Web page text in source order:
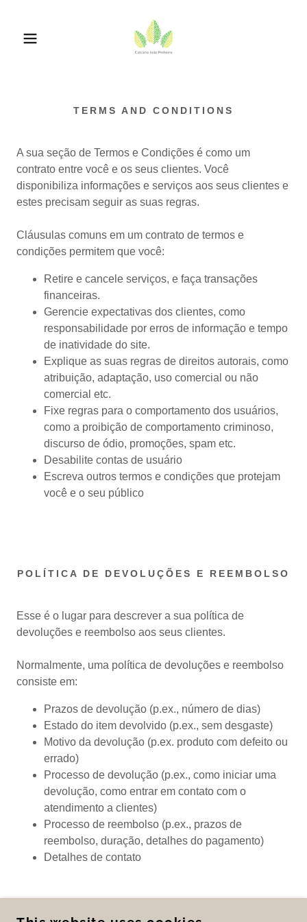
TERMS AND CONDITIONS
A sua seção de Termos e Condições é como um
contrato entre você e os seus clientes. Você
disponibiliza informações e serviços aos seus clientes e
estes precisam seguir as suas regras.
Cláusulas comuns em um contrato de termos e
condições permitem que você:
Retire e cancele serviços, e faça transações
financeiras.
Gerencie expectativas dos clientes, como
responsabilidade por erros de informação e tempo
de inatividade do site.
Explique as suas regras de direitos autorais, como
atribuição, adaptação, uso comercial ou não
comercial etc.
Fixe regras para o comportamento dos usuários,
como a proibição de comportamento criminoso,
discurso de ódio, promoções, spam etc.
Desabilite contas de usuário
Escreva outros termos e condições que protejam
você e o seu público
POLÍTICA DE DEVOLUÇÕES E REEMBOLSO
Esse é o lugar para descrever a sua política de
devoluções e reembolso aos seus clientes.
Normalmente, uma política de devoluções e reembolso
consiste em:
Prazos de devolução (p.ex., número de dias)
Estado do item devolvido (p.ex., sem desgaste)
Motivo da devolução (p.ex. produto com defeito ou
errado)
Processo de devolução (p.ex., como iniciar uma
devolução, como entrar em contato com o
atendimento a clientes)
Processo de reembolso (p.ex., prazos de
reembolso, duração, detalhes do pagamento)
Detalhes de contato